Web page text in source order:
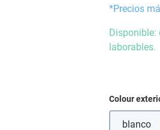
*Precios
Disponible:
laborables.
Seleccione
Colour
blanco